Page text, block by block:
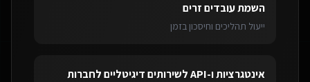
השמת עובדים זרים
ייעול תהליכים וחיסכון בזמן
אינטגרציות ו-API לשירותים דיגיטליים לחברות